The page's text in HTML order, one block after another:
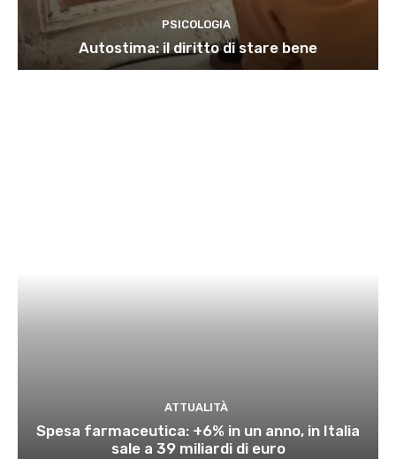
PSICOLOGIA
Autostima: il diritto di stare bene
ATTUALITÀ
Spesa farmaceutica: +6% in un anno, in Italia
sale a 39 miliardi di euro